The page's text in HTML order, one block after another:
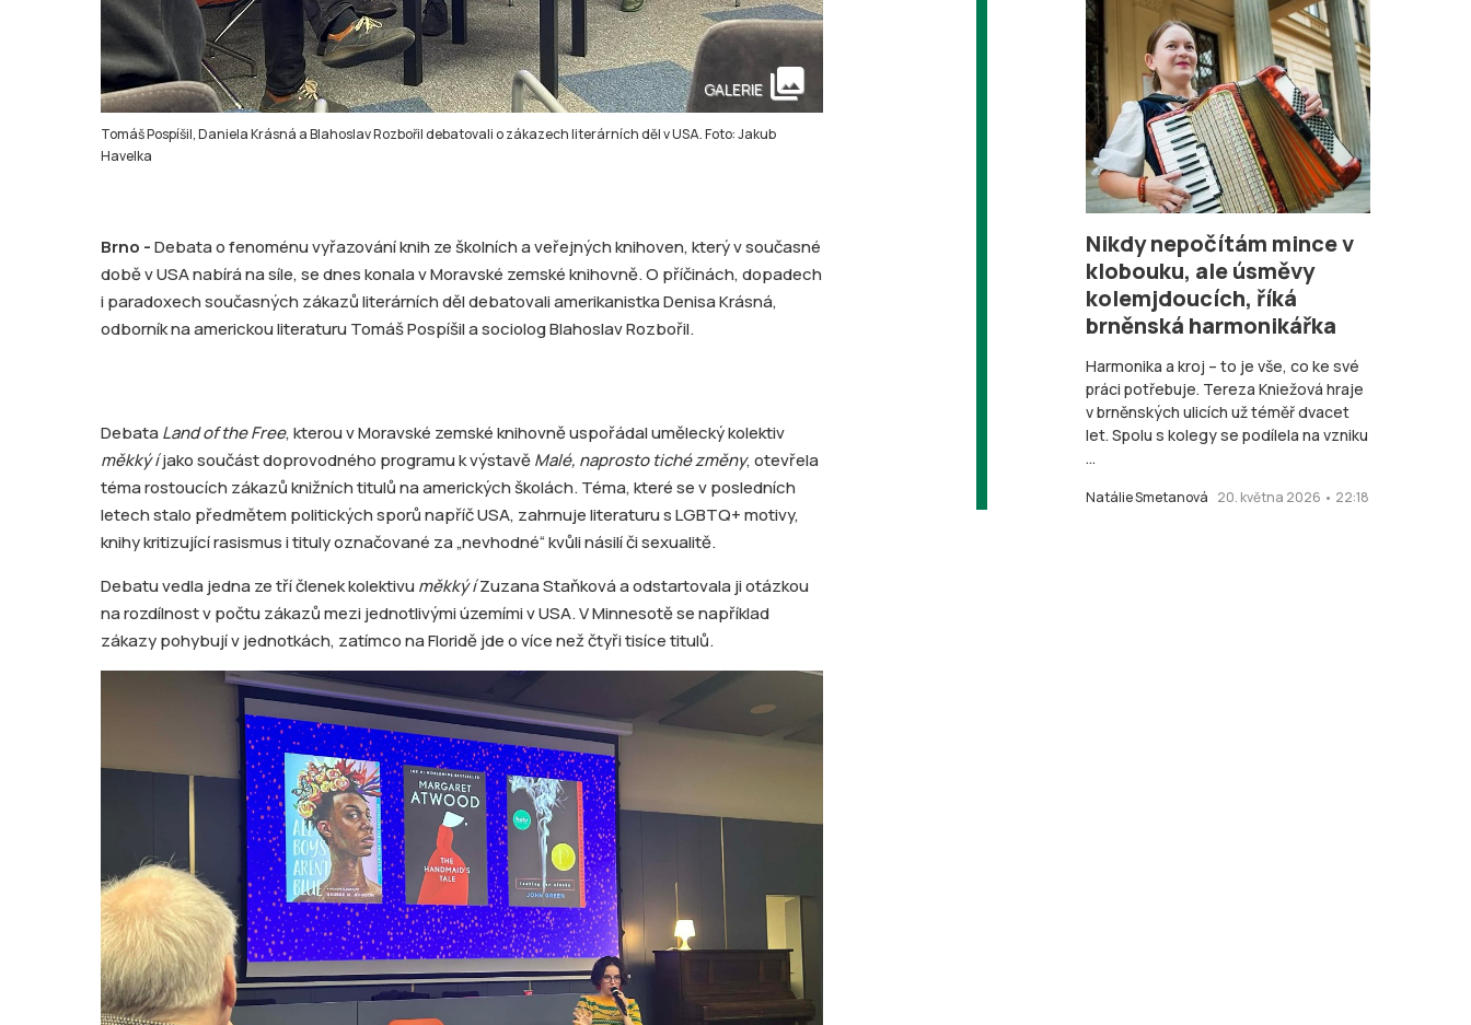
Tomáš Pospíšil, Daniela Krásná a Blahoslav Rozbořil debatovali o zákazech literárních děl v USA. Foto: Jakub
Havelka
GALERIE collections
Brno -Debata o fenoménu vyřazování knih ze školních a veřejných knihoven, který v současné
době v USA nabírá na síle, se dnes konala v Moravské zemské knihovně. O příčinách, dopadech
i paradoxech současných zákazů literárních děl debatovali amerikanistka Denisa Krásná,
odborník na americkou literaturu Tomáš Pospíšil a sociolog Blahoslav Rozbořil.
Debata Land of the Free, kterou v Moravské zemské knihovně uspořádal umělecký kolektiv
měkký íjako součást doprovodného programu k výstavěMalé, naprosto tiché změny, otevřela
téma rostoucích zákazů knižních titulů na amerických školách. Téma, které se v posledních
letech stalo předmětem politických sporů napříč USA, zahrnuje literaturu s LGBTQ+ motivy,
knihy kritizující rasismus i tituly označované za „nevhodné“ kvůli násilí či sexualitě.
Debatu vedla jedna ze tří členek kolektivu měkký íZuzana Staňková a odstartovala ji otázkou
na rozdílnost v počtu zákazů mezi jednotlivými územími v USA. V Minnesotě se například
zákazy pohybují v jednotkách, zatímco na Floridě jde o více než čtyři tisíce titulů.
Nikdy nepočítám mince v
klobouku, ale úsměvy
kolemjdoucích, říká
brněnská harmonikářka
Harmonika a kroj – to je vše, co ke své
práci potřebuje. Tereza Kniežová hraje
v brněnských ulicích už téměř dvacet
let. Spolu s kolegy se podílela na vzniku
...
Natálie Smetanová 20. května 2026 • 22:18